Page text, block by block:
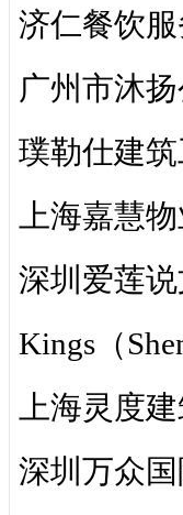
济仁餐饮
广州市沐
璞勒仕建
上海嘉慧
深圳爱莲
Kings（
上海灵度
深圳万众